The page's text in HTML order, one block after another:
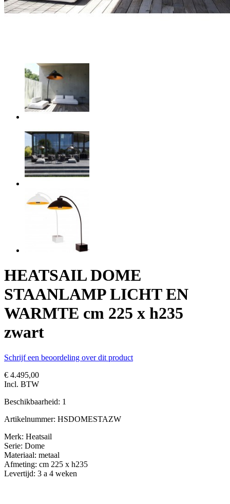
HEATSAIL DOME
STAANLAMP LICHT EN
WARMTE cm 225 x h235
zwart
Schrijf een beoordeling over dit product
€ 4.495,00
Incl. BTW
Beschikbaarheid: 1
Artikelnummer: HSDOMESTAZW
Merk: Heatsail
Serie: Dome
Materiaal: metaal
Afmeting: cm 225 x h235
Levertijd: 3 a 4 weken